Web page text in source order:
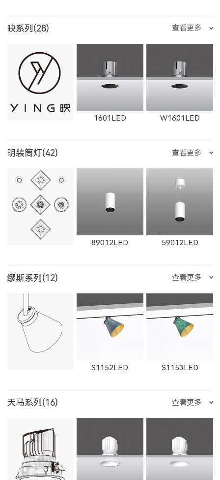
W1616LED W1617LED
W1767LED
1782LED 11181LED
51352LED
1351LED 1352LED 1231LED-3
1231LED-5 1351LED-3 1351LED-5
金牛座
狮子座 处女座 天秤座
映系列(28) 查看更多
1601LED W1601LED
1602LED W1602LED 1861LED
W1861LED 1862LED W1862LED
W11162LED-S
明装筒灯(42) 查看更多
89012LED 59012LED
29012LED 89014LED 59014LED
8906LED 5906LED
缪斯系列(12) 查看更多
S1152LED S1153LED
S1151LED 21151LED 51151LED
天马系列(16) 查看更多